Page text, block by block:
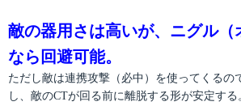
敵の器用さは高いが、ニグル（
なら回避可能。
ただし敵は連携攻撃（必中）を使ってくるの
し、敵のCTが回る前に離脱する形が安定する